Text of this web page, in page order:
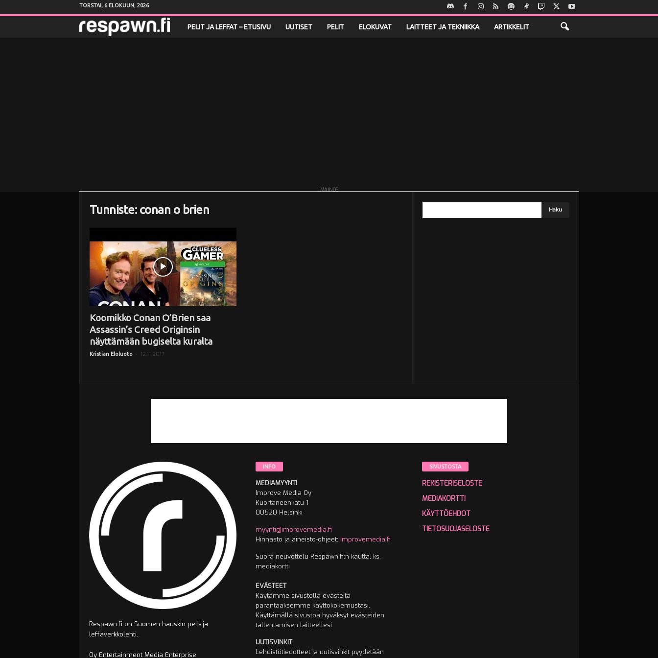
TORSTAI, 6 ELOKUUN, 2026
PELIT JA LEFFAT – ETUSIVU UUTISET PELIT ELOKUVAT LAITTEET JA TEKNIIKKA ARTIKKELIT
MAINOS
Tunniste: conan o brien
Koomikko Conan O’Brien saa
Assassin’s Creed Originsin
näyttämään bugiselta kuralta
Kristian Eloluoto - 12.11.2017
Respawn.fi on Suomen hauskin peli- ja
leffaverkkolehti.
Oy Entertainment Media Enterprise
INFO
MEDIAMYYNTI
Improve Media Oy
Kuortaneenkatu 1
00520 Helsinki
myynti@improvemedia.fi
Hinnasto ja aineisto-ohjeet: Improvemedia.fi
Suora neuvottelu Respawn.fi:n kautta, ks.
mediakortti
EVÄSTEET
Käytämme sivustolla evästeitä
parantaaksemme käyttökokemustasi.
Käyttämällä sivustoa hyväksyt evästeiden
tallentamisen laitteellesi.
UUTISVINKIT
Lehdistötiedotteet ja uutisvinkit pyydetään
SIVUSTOSTA
REKISTERISELOSTE
MEDIAKORTTI
KÄYTTÖEHDOT
TIETOSUOJASELOSTE